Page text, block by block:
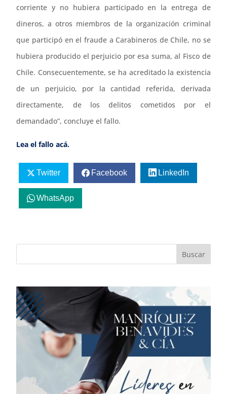
corriente y no hubiera participado en la entrega de
dineros, a otros miembros de la organización criminal
que participó en el fraude a Carabineros de Chile, no se
hubiera producido el perjuicio por esa suma, al Fisco de
Chile. Consecuentemente, se ha acreditado la existencia
de un perjuicio, por la cantidad referida, derivada
directamente, de los delitos cometidos por el
demandado”, concluye el fallo.
Lea el fallo acá.
Twitter Facebook LinkedIn
WhatsApp